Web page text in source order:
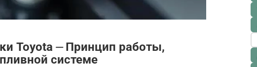
Toyota ⏤ Принцип работы,
системе